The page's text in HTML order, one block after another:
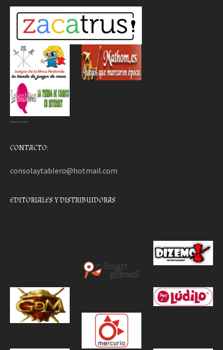
………..
CONTACTO:
consolaytablero@hotmail.com
EDITORIALES Y DISTRIBUIDORAS